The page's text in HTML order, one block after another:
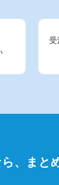
受
、 まと